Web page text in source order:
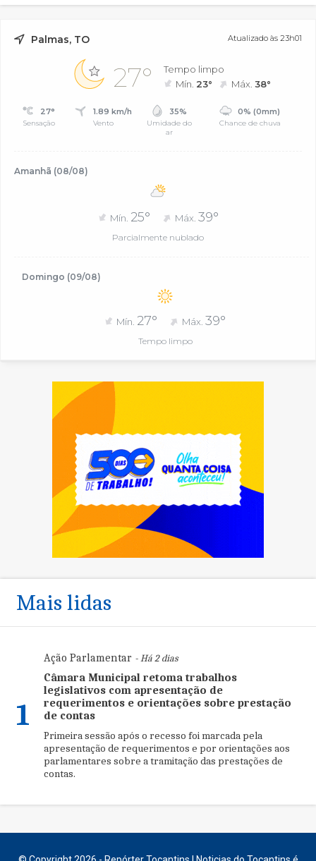
Palmas, TO Atualizado às 23h01
27°
Tempo limpo
Mín. 23° Máx.38°
27°
Sensação
1.89 km/h
Vento
35%
Umidade do
ar
0% (0mm)
Chance de chuva
Amanhã (08/08)
Mín. 25° Máx. 39°
Parcialmente nublado
Domingo (09/08)
Mín. 27° Máx.39°
Tempo limpo
Mais lidas
1
Ação Parlamentar - Há 2 dias
Câmara Municipal retoma trabalhos
legislativos com apresentação de
requerimentos e orientações sobre prestação
de contas
Primeira sessão após o recesso foi marcada pela
apresentação de requerimentos e por orientações aos
parlamentares sobre a tramitação das prestações de
contas.